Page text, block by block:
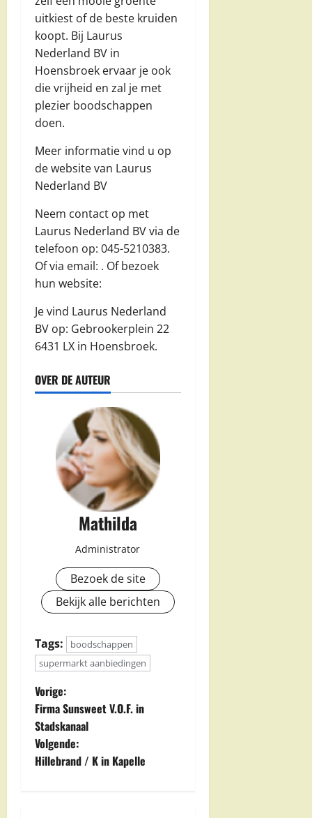
uitkiest of de beste kruiden
koopt. Bij Laurus
Nederland BV in
Hoensbroek ervaar je ook
die vrijheid en zal je met
plezier boodschappen
doen.
Meer informatie vind u op
de website van Laurus
Nederland BV
Neem contact op met
Laurus Nederland BV via de
telefoon op: 045-5210383.
Of via email: . Of bezoek
hun website:
Je vind Laurus Nederland
BV op: Gebrookerplein 22
6431 LX in Hoensbroek.
OVER DE AUTEUR
Mathilda
Administrator
Bezoek de site
Bekijk alle berichten
Tags:
boodschappen
supermarkt aanbiedingen
B
e
r
Vorige:
Firma Sunsweet V.O.F. in
Stadskanaal
Volgende:
Hillebrand / K in Kapelle